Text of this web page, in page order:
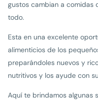
gustos cambian a comidas
todo.
Esta en una excelente
alimenticios de los
preparándoles nuevos y
nutritivos y los ayude con
Aquí te brindamos algunas